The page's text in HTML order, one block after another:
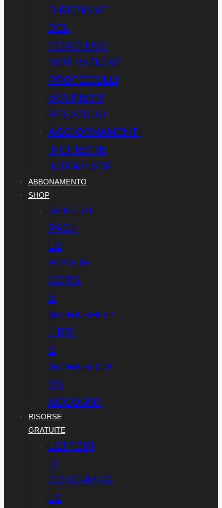
DIREZIONE
DEL
COACHING
MOTIVAZIONE
PROTOCOLLI
BUSINESS
RELAZIONI
AGGIORNAMENTI
INCHIESTE
INTERVISTE
ABBONAMENTO
SHOP
SPECIAL
PACK
LE
RIVISTE
CORSI
E
WORKSHOP
LIBRI
E
WORKBOOK
MY
ACCOUNT
RISORSE
GRATUITE
LETTORI
DI
COACHMAG
LE